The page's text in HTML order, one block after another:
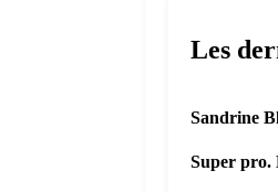
Les
Sandrine
Super pro.